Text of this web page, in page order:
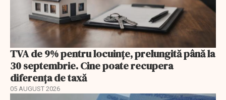
TVA de 9% pentru locuințe, prelungită până la
30 septembrie. Cine poate recupera
diferența de taxă
05 AUGUST 2026